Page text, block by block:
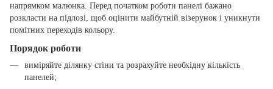
напрямком малюнка. Перед початком роботи панелі бажано
розкласти на підлозі, щоб оцінити майбутній візерунок і уникнути
помітних переходів кольору.
Порядок роботи
виміряйте ділянку стіни та розрахуйте необхідну кількість
панелей;